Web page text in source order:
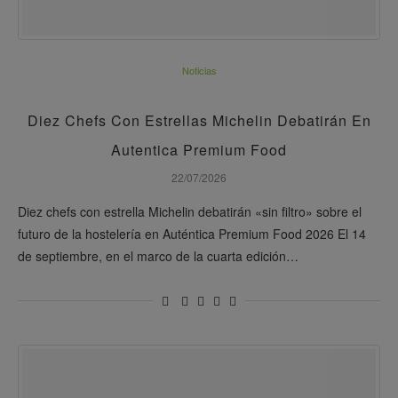
Noticias
Diez Chefs Con Estrellas Michelin Debatirán En
Autentica Premium Food
22/07/2026
Diez chefs con estrella Michelin debatirán «sin filtro» sobre el
futuro de la hostelería en Auténtica Premium Food 2026 El 14
de septiembre, en el marco de la cuarta edición…